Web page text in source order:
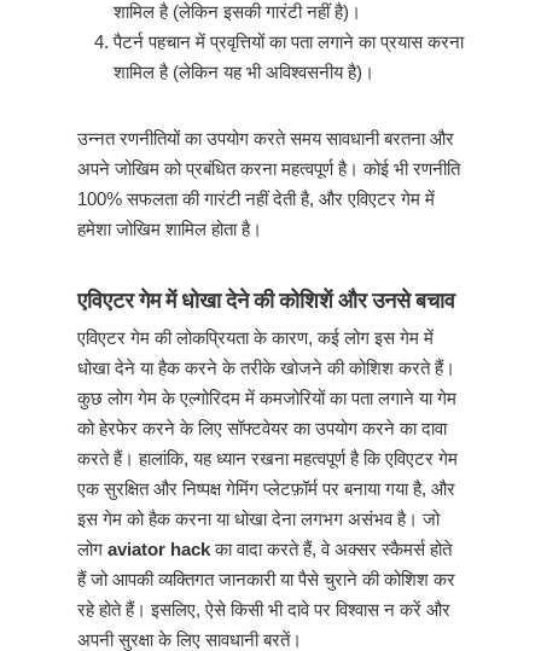
शामिल है (लेकिन इसकी गारंटी नहीं है)।
पैटर्न पहचान में प्रवृत्तियों का पता लगाने का प्रयास करना
शामिल है (लेकिन यह भी अविश्वसनीय है)।
उन्नत रणनीतियों का उपयोग करते समय सावधानी बरतना और
अपने जोखिम को प्रबंधित करना महत्वपूर्ण है। कोई भी रणनीति
100% सफलता की गारंटी नहीं देती है, और एविएटर गेम में
हमेशा जोखिम शामिल होता है।
एविएटर गेम में धोखा देने की कोशिशें और उनसे बचाव
एविएटर गेम की लोकप्रियता के कारण, कई लोग इस गेम में
धोखा देने या हैक करने के तरीके खोजने की कोशिश करते हैं।
कुछ लोग गेम के एल्गोरिदम में कमजोरियों का पता लगाने या गेम
को हेरफेर करने के लिए सॉफ्टवेयर का उपयोग करने का दावा
करते हैं। हालांकि, यह ध्यान रखना महत्वपूर्ण है कि एविएटर गेम
एक सुरक्षित और निष्पक्ष गेमिंग प्लेटफ़ॉर्म पर बनाया गया है, और
इस गेम को हैक करना या धोखा देना लगभग असंभव है। जो
लोग aviator hackका वादा करते हैं, वे अक्सर स्कैमर्स होते
हैं जो आपकी व्यक्तिगत जानकारी या पैसे चुराने की कोशिश कर
रहे होते हैं। इसलिए, ऐसे किसी भी दावे पर विश्वास न करें और
अपनी सुरक्षा के लिए सावधानी बरतें।